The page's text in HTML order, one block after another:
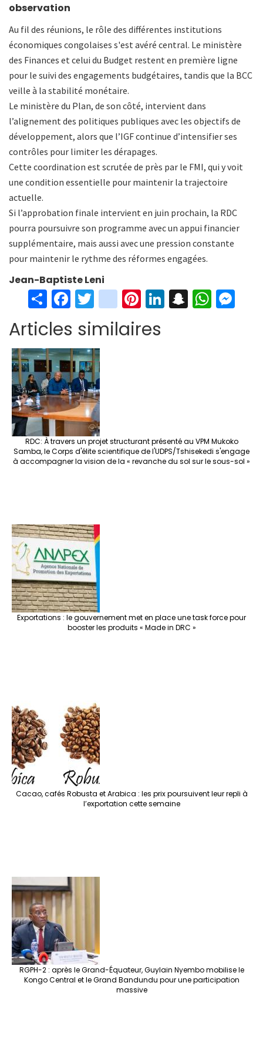
observation
Au fil des réunions, le rôle des différentes institutions
économiques congolaises s'est avéré central. Le ministère
des Finances et celui du Budget restent en première ligne
pour le suivi des engagements budgétaires, tandis que la BCC
veille à la stabilité monétaire.
Le ministère du Plan, de son côté, intervient dans
l’alignement des politiques publiques avec les objectifs de
développement, alors que l’IGF continue d’intensifier ses
contrôles pour limiter les dérapages.
Cette coordination est scrutée de près par le FMI, qui y voit
une condition essentielle pour maintenir la trajectoire
actuelle.
Si l’approbation finale intervient en juin prochain, la RDC
pourra poursuivre son programme avec un appui financier
supplémentaire, mais aussi avec une pression constante
pour maintenir le rythme des réformes engagées.
Jean-Baptiste Leni
S
h
ar
e
Fa
ce
b
o
o
k
T
wi
tt
er
in
st
ag
Pi
er
Li S W
Articles similaires
RDC: À travers un projet structurant présenté au VPM Mukoko
Samba, le Corps d'élite scientifique de l'UDPS/Tshisekedi s'engage
à accompagner la vision de la « revanche du sol sur le sous-sol »
Exportations : le gouvernement met en place une task force pour
booster les produits « Made in DRC »
Cacao, cafés Robusta et Arabica : les prix poursuivent leur repli à
l’exportation cette semaine
RGPH-2 : après le Grand-Équateur, Guylain Nyembo mobilise le
Kongo Central et le Grand Bandundu pour une participation
massive